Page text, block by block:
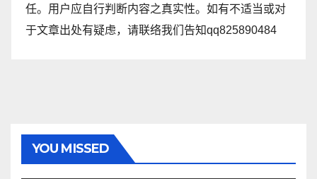
任。用户应自行判断内容之真实性。如有不适当或对
于文章出处有疑虑，请联络我们告知qq825890484
YOU MISSED